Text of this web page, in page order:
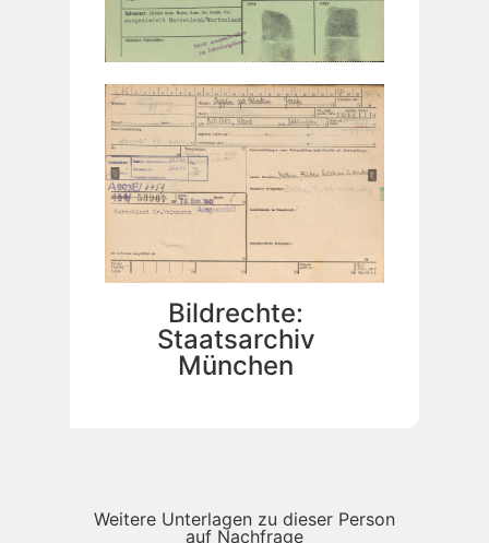
Bildrechte:
Staatsarchiv
München
Weitere Unterlagen zu dieser Person
auf Nachfrage